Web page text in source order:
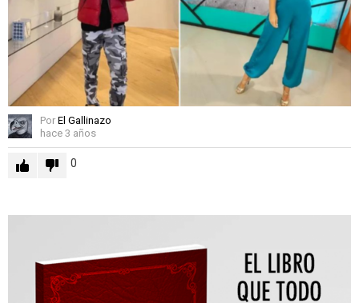
Por El Gallinazo
hace 3 años
0